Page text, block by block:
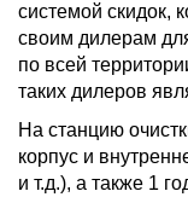
системой скидок,
своим дилерам
по всей
таких дилеров
На станцию
корпус и
и т.д.), а также 1